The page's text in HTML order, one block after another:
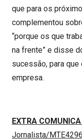
que para os
complementou
“porque os que
na frente” e disse
sucessão, para
empresa.
EXTRA COMUNICA
Jornalista/